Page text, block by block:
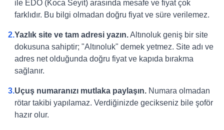
ile EDO (Koca Seyit) arasında mesafe ve fiyat çok
farklıdır. Bu bilgi olmadan doğru fiyat ve süre verilemez.
2.Yazlık site ve tam adresi yazın.Altınoluk geniş bir site
dokusuna sahiptir; "Altınoluk" demek yetmez. Site adı ve
adres net olduğunda doğru fiyat ve kapıda bırakma
sağlanır.
3.Uçuş numaranızı mutlaka paylaşın. Numara olmadan
rötar takibi yapılamaz. Verdiğinizde gecikseniz bile şoför
hazır olur.